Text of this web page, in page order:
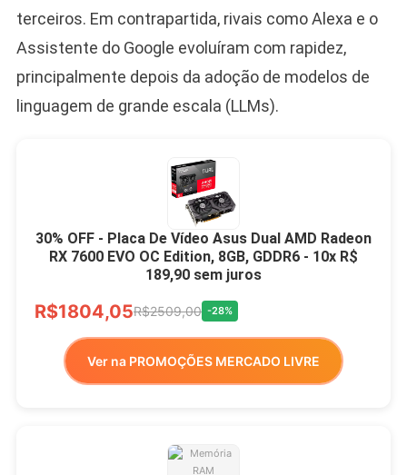
terceiros. Em contrapartida, rivais como Alexa e o
Assistente do Google evoluíram com rapidez,
principalmente depois da adoção de modelos de
linguagem de grande escala (LLMs).
30% OFF - Placa De Vídeo Asus Dual AMD Radeon
RX 7600 EVO OC Edition, 8GB, GDDR6 - 10x R$
189,90 sem juros
R$1804,05R$2509,00 -28%
Ver na PROMOÇÕES MERCADO LIVRE